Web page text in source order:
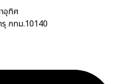
อุทิศ
รุ กทม.10140